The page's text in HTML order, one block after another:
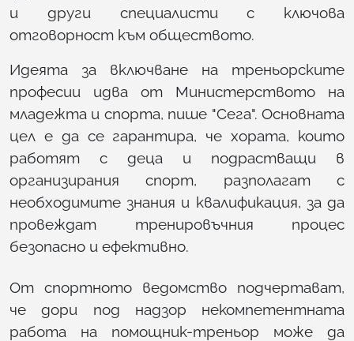
и други специалисти с ключова
отговорност към обществото.
Идеята за включване на треньорските
професии идва от Министерството на
младежта и спорта, пише "Сега". Основната
цел е да се гарантира, че хората, които
работят с деца и подрастващи в
организирания спорт, разполагат с
необходимите знания и квалификация, за да
провеждат тренировъчния процес
безопасно и ефективно.
От спортното ведомство подчертават,
че дори под надзор некомпетентната
работа на помощник-треньор може да